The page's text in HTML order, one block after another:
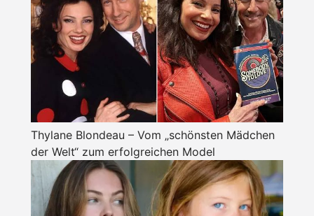
Thylane Blondeau – Vom „schönsten Mädchen
der Welt“ zum erfolgreichen Model